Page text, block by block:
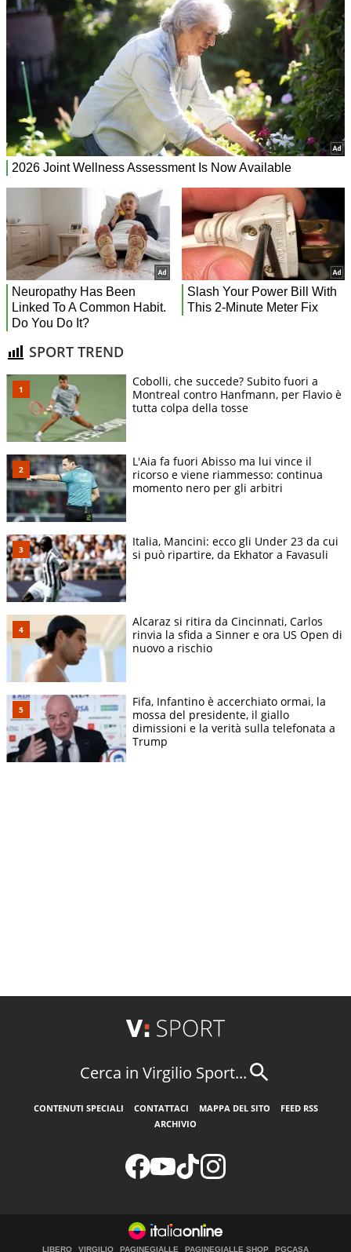
SPORT TREND
Cobolli, che succede? Subito fuori a
Montreal contro Hanfmann, per Flavio è
tutta colpa della tosse
L'Aia fa fuori Abisso ma lui vince il
ricorso e viene riammesso: continua
momento nero per gli arbitri
Italia, Mancini: ecco gli Under 23 da cui
si può ripartire, da Ekhator a Favasuli
Alcaraz si ritira da Cincinnati, Carlos
rinvia la sfida a Sinner e ora US Open di
nuovo a rischio
Fifa, Infantino è accerchiato ormai, la
mossa del presidente, il giallo
dimissioni e la verità sulla telefonata a
Trump
Cerca in Virgilio Sport...
CONTENUTI SPECIALI CONTATTACI MAPPA DEL SITO
FEED RSS
ARCHIVIO
LIBERO VIRGILIO PAGINEGIALLE PAGINEGIALLE SHOP PGCASA